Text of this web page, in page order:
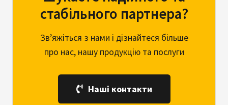
стабільного партнера?
Зв’яжіться з нами і дізнайтеся більше
про нас, нашу продукцію та послуги
Наші контакти